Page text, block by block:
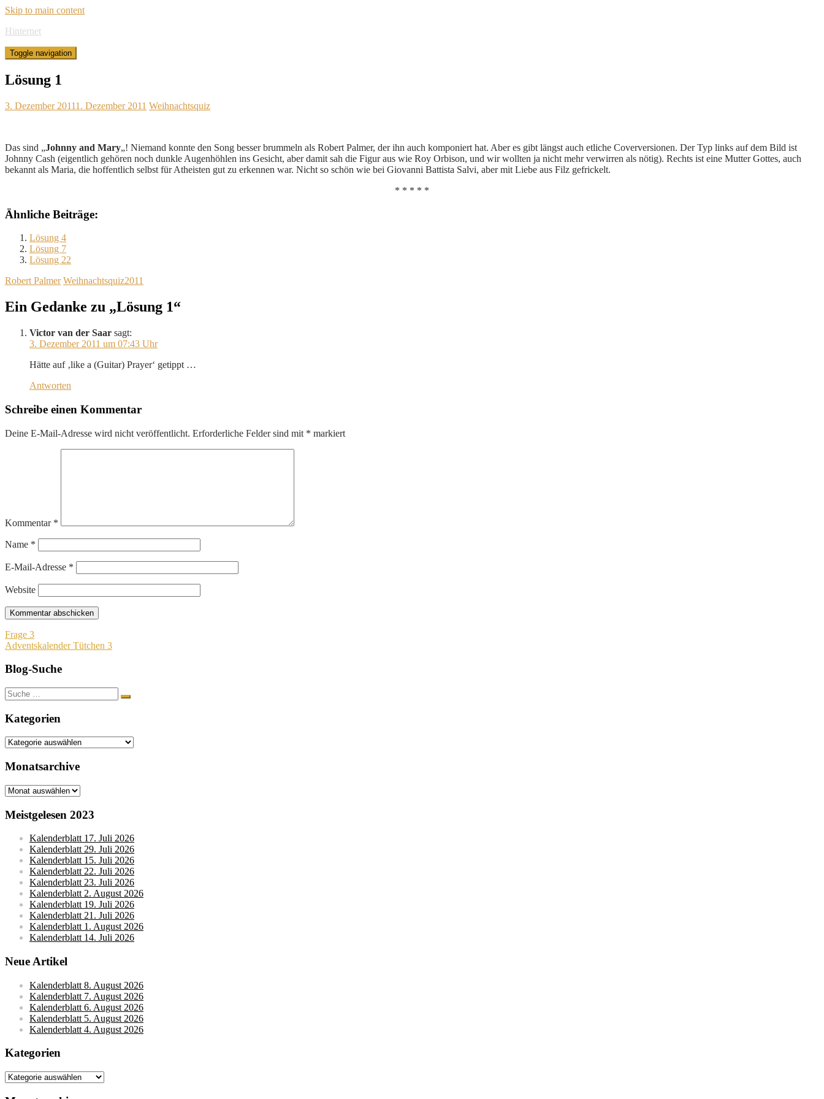
Skip to main content
Hinternet
Toggle navigation
Lösung 1
3. Dezember 20111. Dezember 2011 Weihnachtsquiz
Das sind „Johnny and Mary„! Niemand konnte den Song besser brummeln als Robert Palmer, der ihn auch komponiert hat. Aber es gibt längst auch etliche Coverversionen. Der Typ links auf dem Bild ist
Johnny Cash (eigentlich gehören noch dunkle Augenhöhlen ins Gesicht, aber damit sah die Figur aus wie Roy Orbison, und wir wollten ja nicht mehr verwirren als nötig). Rechts ist eine Mutter Gottes, auch
bekannt als Maria, die hoffentlich selbst für Atheisten gut zu erkennen war. Nicht so schön wie bei Giovanni Battista Salvi, aber mit Liebe aus Filz gefrickelt.
* * * * *
Ähnliche Beiträge:
Lösung 4
Lösung 7
Lösung 22
Robert Palmer Weihnachtsquiz2011
Ein Gedanke zu „Lösung 1“
Victor van der Saar sagt:
3. Dezember 2011 um 07:43 Uhr
Hätte auf ‚like a (Guitar) Prayer‘ getippt …
Antworten
Schreibe einen Kommentar
Deine E-Mail-Adresse wird nicht veröffentlicht. Erforderliche Felder sind mit * markiert
Kommentar *
Name *
E-Mail-Adresse *
Website
Beitragsnavigation
Frage 3
Adventskalender Tütchen 3
Blog-Suche
Suche
nach:
Kategorien
Kategorien
Monatsarchive
Monatsarchive
Meistgelesen 2023
Kalenderblatt 17. Juli 2026
Kalenderblatt 29. Juli 2026
Kalenderblatt 15. Juli 2026
Kalenderblatt 22. Juli 2026
Kalenderblatt 23. Juli 2026
Kalenderblatt 2. August 2026
Kalenderblatt 19. Juli 2026
Kalenderblatt 21. Juli 2026
Kalenderblatt 1. August 2026
Kalenderblatt 14. Juli 2026
Neue Artikel
Kalenderblatt 8. August 2026
Kalenderblatt 7. August 2026
Kalenderblatt 6. August 2026
Kalenderblatt 5. August 2026
Kalenderblatt 4. August 2026
Kategorien
Kategorien